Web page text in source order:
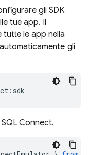
gli SDK
tue app. Il
tutte le app nella
gli
: sdk
SQL Connect.